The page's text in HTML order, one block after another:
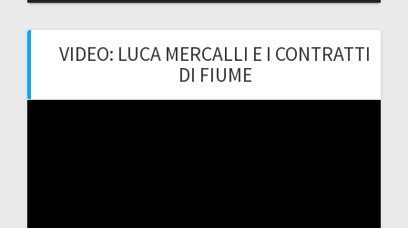
VIDEO: LUCA MERCALLI E I CONTRATTI
DI FIUME